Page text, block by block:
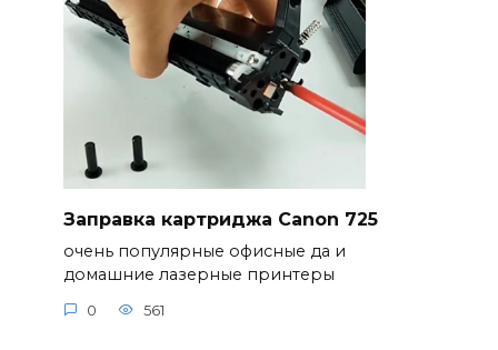
Заправка картриджа Canon 725
очень популярные офисные да и
домашние лазерные принтеры
0 561